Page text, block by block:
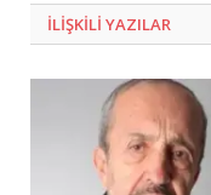
ILIŞKILI YAZILAR